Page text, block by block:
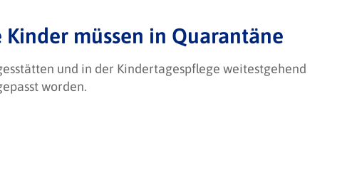
müssen in Quarantäne
und in der Kindertagespflege weitestgehend
worden.